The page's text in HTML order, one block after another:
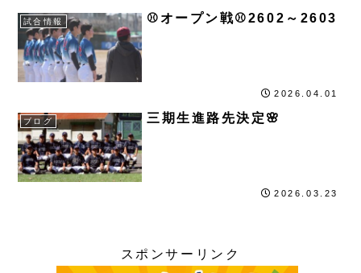
試合情報 ⚾オープン戦⚾2602～2603
2026.04.01
ブログ 三期生進路先決定🌸
2026.03.23
スポンサーリンク